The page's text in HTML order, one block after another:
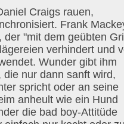
Craigs rauen,
Frank
der "mit dem geübten
verhindert und
Wunder gibt ihm
nur dann sanft wird,
spricht oder an seine
anheult wie ein Hund
die bad boy-Attitüde